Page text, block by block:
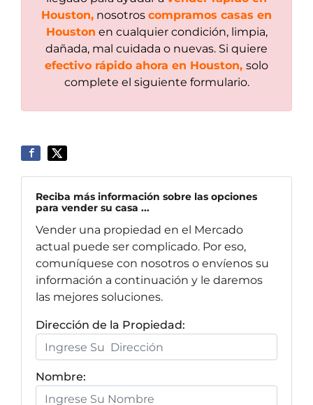
Houston, nosotros compramos casas en
Houston en cualquier condición, limpia,
dañada, mal cuidada o nuevas. Si quiere
efectivo rápido ahora en Houston, solo
complete el siguiente formulario.
Reciba más información sobre las opciones
para vender su casa ...
Vender una propiedad en el Mercado
actual puede ser complicado. Por eso,
comuníquese con nosotros o envíenos su
información a continuación y le daremos
las mejores soluciones.
Dirección de la Propiedad:
Nombre: